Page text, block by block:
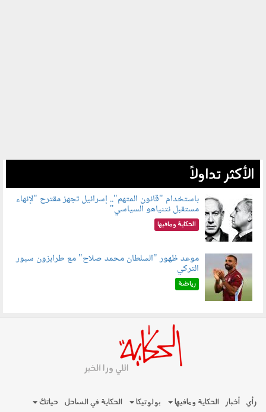
الأكثر تداولاً
090801.jpg
باستخدام "قانون المتهم".. إسرائيل تجهز مقترح "لإنهاء
مستقبل نتنياهو السياسي"
الحكاية ومافيها
090802.jpg
موعد ظهور "السلطان محمد صلاح" مع طرابزون سبور
التركي
رياضة
رأي أخبار الحكاية ومافيها بولوتيكا الحكاية في الساحل حياتك